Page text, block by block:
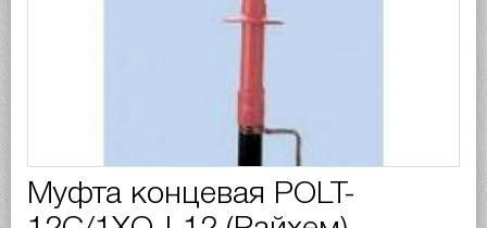
Муфта концевая POLT-